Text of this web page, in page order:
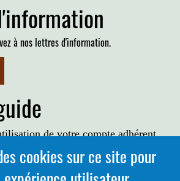
à nos lettres d'information.
de votre compte adhérent
cookies sur ce site pour